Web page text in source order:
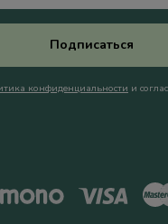
Подписаться
конфиденциальности и